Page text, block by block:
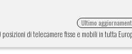
di telecamere fisse e mobili in tutta
Ultimo